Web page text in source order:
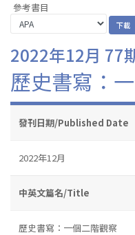
參考書目
2022年12月 77
歷史書寫：
發刊日期/Published Date
2022年12月
中英文篇名/Title
歷史書寫：一個二階觀察